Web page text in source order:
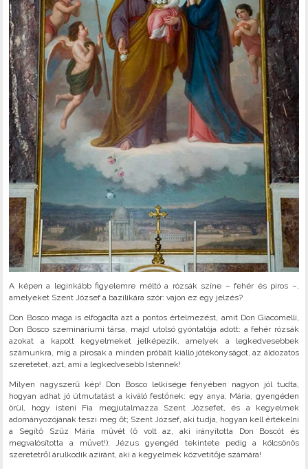
A képen a leginkább figyelemre méltó a rózsák színe – fehér és piros –,
amelyeket Szent József a bazilikára szór: vajon ez egy jelzés?
Don Bosco maga is elfogadta azt a pontos értelmezést, amit Don Giacomelli,
Don Bosco szemináriumi társa, majd utolsó gyóntatója adott: a fehér rózsák
azokat a kapott kegyelmeket jelképezik, amelyek a legkedvesebbek
számunkra, míg a pirosak a minden próbált kiálló jótékonyságot, az áldozatos
szeretetet, azt, ami a legkedvesebb Istennek!
Milyen nagyszerű kép! Don Bosco lelkisége fényében nagyon jól tudta,
hogyan adhat jó útmutatást a kiváló festőnek: egy anya, Mária, gyengéden
örül, hogy isteni Fia megjutalmazza Szent Józsefet, és a kegyelmek
adományozójának teszi meg őt; Szent József, aki tudja, hogyan kell értékelni
a Segítő Szűz Mária művét (ő volt az, aki irányította Don Boscót és
megvalósította a művet!); Jézus gyengéd tekintete pedig a kölcsönös
szeretetről árulkodik aziránt, aki a kegyelmek közvetítője számára!